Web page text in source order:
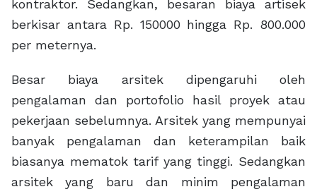
kontraktor. Sedangkan, besaran biaya artisek
berkisar antara Rp. 150000 hingga Rp. 800.000
per meternya.
Besar biaya arsitek dipengaruhi oleh
pengalaman dan portofolio hasil proyek atau
pekerjaan sebelumnya. Arsitek yang mempunyai
banyak pengalaman dan keterampilan baik
biasanya mematok tarif yang tinggi. Sedangkan
arsitek yang baru dan minim pengalaman